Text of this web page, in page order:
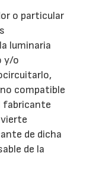
o particular
luminaria
y/o
compatible
fabricante
de dicha
de la